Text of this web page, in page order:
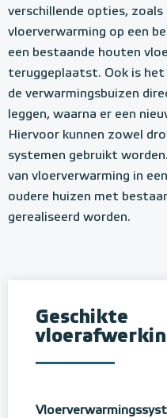
verschillende opties,
vloerverwarming op een
een bestaande houten
teruggeplaatst. Ook is het
de verwarmingsbuizen
leggen, waarna er een
Hiervoor kunnen zowel
systemen gebruikt
van vloerverwarming in
oudere huizen met
gerealiseerd worden.
Geschikte